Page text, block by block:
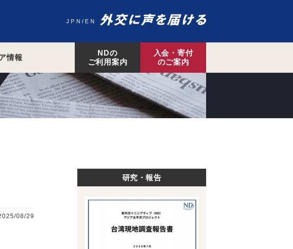
JPN EN
情報
NDの
ご利用案内
入会・寄付
のご案内
08/29
研究・報告